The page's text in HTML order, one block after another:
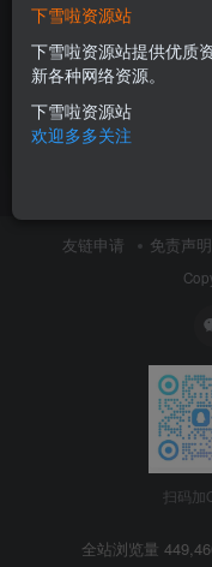
什么是NVMe?一篇文章
的前生今世
日常随笔
7月8日 13:23
友链申请 免责声明
扫码加
全站浏览量
下雪啦资源站
下雪啦资源站提供优质
新各种网络资源。
下雪啦资源站
欢迎多多关注